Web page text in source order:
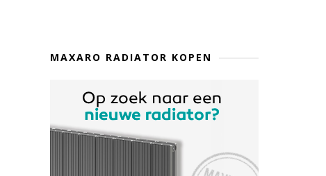
MAXARO RADIATOR KOPEN